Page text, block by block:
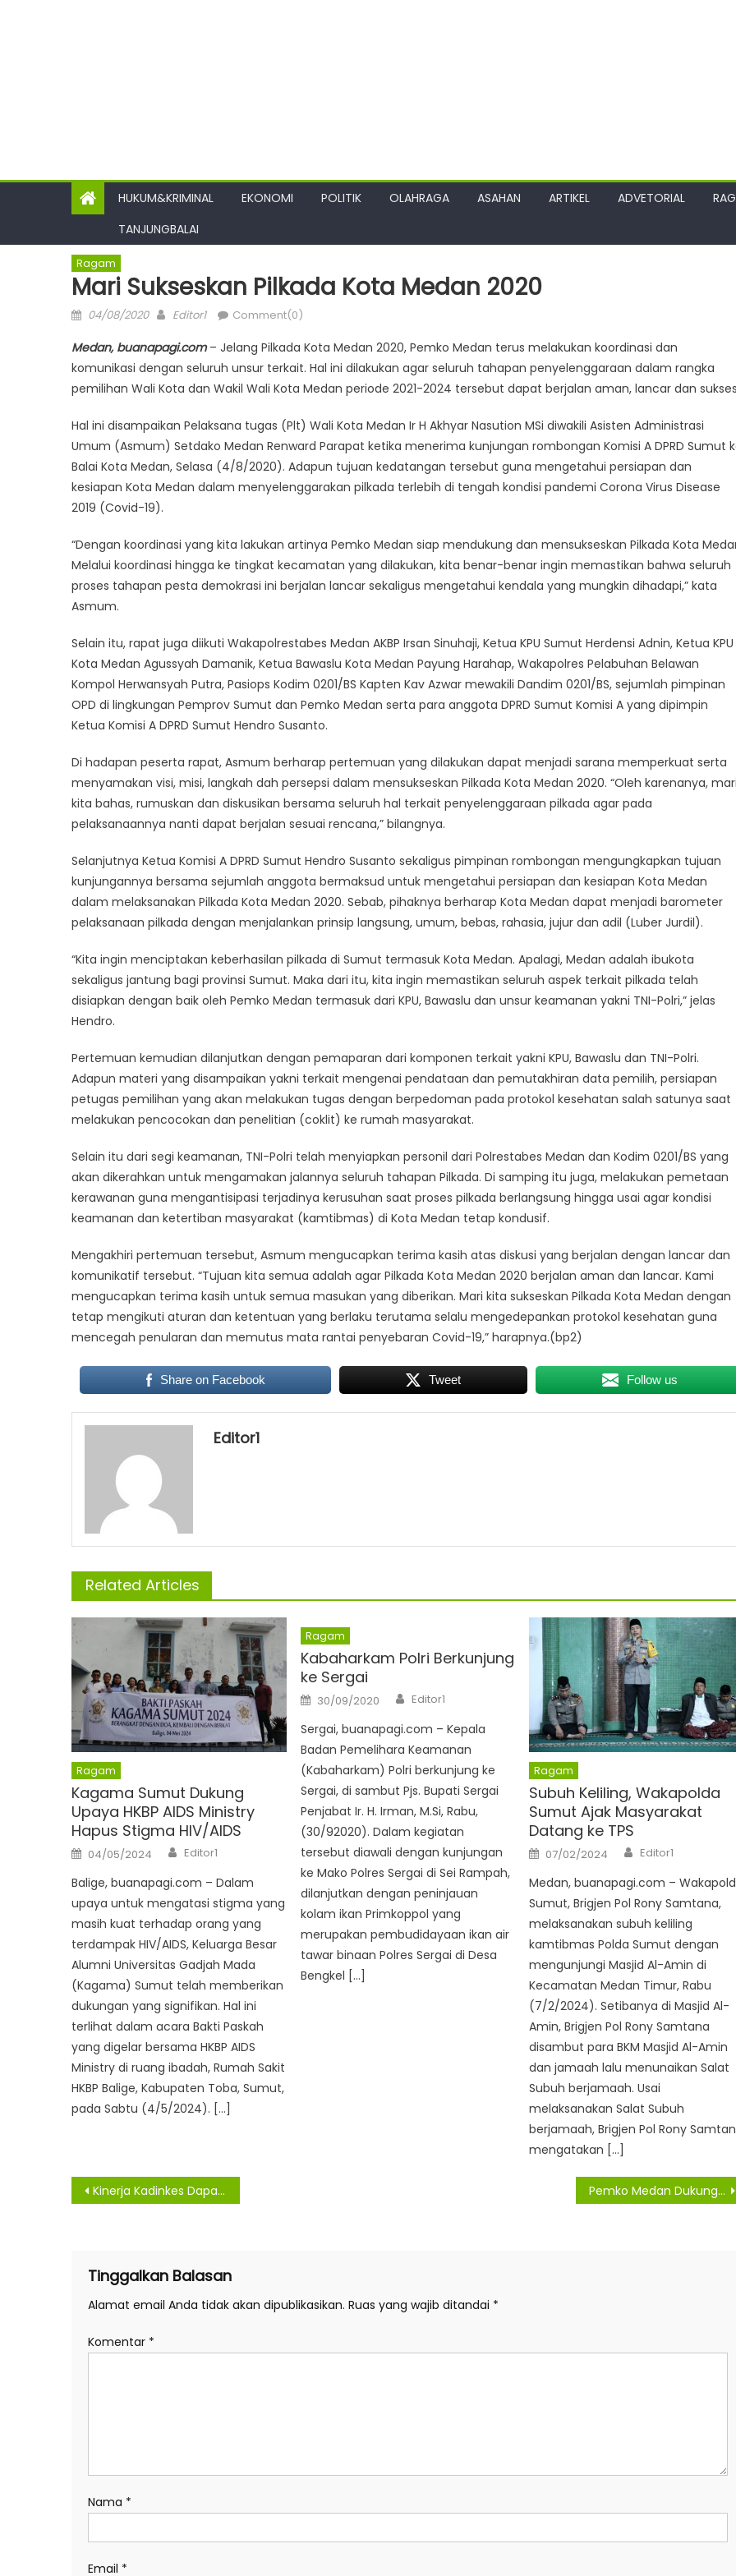
HUKUM&KRIMINAL EKONOMI POLITIK OLAHRAGA ASAHAN ARTIKEL ADVETORIAL
TANJUNGBALAI
Ragam
Mari Sukseskan Pilkada Kota Medan 2020
Posted
04/08/2020 Author
Editor1 Comment(0)
Medan, buanapagi.com– Jelang Pilkada Kota Medan 2020, Pemko Medan terus melakukan koordinasi dan
komunikasi dengan seluruh unsur terkait. Hal ini dilakukan agar seluruh tahapan penyelenggaraan dalam rangka
pemilihan Wali Kota dan Wakil Wali Kota Medan periode 2021-2024 tersebut dapat berjalan aman, lancar dan
Hal ini disampaikan Pelaksana tugas (Plt) Wali Kota Medan Ir H Akhyar Nasution MSi diwakili Asisten Administrasi
Umum (Asmum) Setdako Medan Renward Parapat ketika menerima kunjungan rombongan Komisi A DPRD Sumut
Balai Kota Medan, Selasa (4/8/2020). Adapun tujuan kedatangan tersebut guna mengetahui persiapan dan
kesiapan Kota Medan dalam menyelenggarakan pilkada terlebih di tengah kondisi pandemi Corona Virus Disease
2019 (Covid-19).
“Dengan koordinasi yang kita lakukan artinya Pemko Medan siap mendukung dan mensukseskan Pilkada Kota
Melalui koordinasi hingga ke tingkat kecamatan yang dilakukan, kita benar-benar ingin memastikan bahwa seluruh
proses tahapan pesta demokrasi ini berjalan lancar sekaligus mengetahui kendala yang mungkin dihadapi,” kata
Asmum.
Selain itu, rapat juga diikuti Wakapolrestabes Medan AKBP Irsan Sinuhaji, Ketua KPU Sumut Herdensi Adnin, Ketua KPU
Kota Medan Agussyah Damanik, Ketua Bawaslu Kota Medan Payung Harahap, Wakapolres Pelabuhan Belawan
Kompol Herwansyah Putra, Pasiops Kodim 0201/BS Kapten Kav Azwar mewakili Dandim 0201/BS, sejumlah pimpinan
OPD di lingkungan Pemprov Sumut dan Pemko Medan serta para anggota DPRD Sumut Komisi A yang dipimpin
Ketua Komisi A DPRD Sumut Hendro Susanto.
Di hadapan peserta rapat, Asmum berharap pertemuan yang dilakukan dapat menjadi sarana memperkuat serta
menyamakan visi, misi, langkah dah persepsi dalam mensukseskan Pilkada Kota Medan 2020. “Oleh karenanya,
kita bahas, rumuskan dan diskusikan bersama seluruh hal terkait penyelenggaraan pilkada agar pada
pelaksanaannya nanti dapat berjalan sesuai rencana,” bilangnya.
Selanjutnya Ketua Komisi A DPRD Sumut Hendro Susanto sekaligus pimpinan rombongan mengungkapkan tujuan
kunjungannya bersama sejumlah anggota bermaksud untuk mengetahui persiapan dan kesiapan Kota Medan
dalam melaksanakan Pilkada Kota Medan 2020. Sebab, pihaknya berharap Kota Medan dapat menjadi barometer
pelaksanaan pilkada dengan menjalankan prinsip langsung, umum, bebas, rahasia, jujur dan adil (Luber Jurdil).
“Kita ingin menciptakan keberhasilan pilkada di Sumut termasuk Kota Medan. Apalagi, Medan adalah ibukota
sekaligus jantung bagi provinsi Sumut. Maka dari itu, kita ingin memastikan seluruh aspek terkait pilkada telah
disiapkan dengan baik oleh Pemko Medan termasuk dari KPU, Bawaslu dan unsur keamanan yakni TNI-Polri,” jelas
Hendro.
Pertemuan kemudian dilanjutkan dengan pemaparan dari komponen terkait yakni KPU, Bawaslu dan TNI-Polri.
Adapun materi yang disampaikan yakni terkait mengenai pendataan dan pemutakhiran data pemilih, persiapan
petugas pemilihan yang akan melakukan tugas dengan berpedoman pada protokol kesehatan salah satunya saat
melakukan pencocokan dan penelitian (coklit) ke rumah masyarakat.
Selain itu dari segi keamanan, TNI-Polri telah menyiapkan personil dari Polrestabes Medan dan Kodim 0201/BS yang
akan dikerahkan untuk mengamakan jalannya seluruh tahapan Pilkada. Di samping itu juga, melakukan pemetaan
kerawanan guna mengantisipasi terjadinya kerusuhan saat proses pilkada berlangsung hingga usai agar kondisi
keamanan dan ketertiban masyarakat (kamtibmas) di Kota Medan tetap kondusif.
Mengakhiri pertemuan tersebut, Asmum mengucapkan terima kasih atas diskusi yang berjalan dengan lancar dan
komunikatif tersebut. “Tujuan kita semua adalah agar Pilkada Kota Medan 2020 berjalan aman dan lancar. Kami
mengucapkan terima kasih untuk semua masukan yang diberikan. Mari kita sukseskan Pilkada Kota Medan dengan
tetap mengikuti aturan dan ketentuan yang berlaku terutama selalu mengedepankan protokol kesehatan guna
mencegah penularan dan memutus mata rantai penyebaran Covid-19,” harapnya.(bp2)
Share on Facebook Tweet Follow us
Editor1
Related Articles
Ragam
Kagama Sumut Dukung
Upaya HKBP AIDS Ministry
Hapus Stigma HIV/AIDS
Posted
on
04/05/2024 Author
Editor1
Balige, buanapagi.com – Dalam
upaya untuk mengatasi stigma yang
masih kuat terhadap orang yang
terdampak HIV/AIDS, Keluarga Besar
Alumni Universitas Gadjah Mada
(Kagama) Sumut telah memberikan
dukungan yang signifikan. Hal ini
terlihat dalam acara Bakti Paskah
yang digelar bersama HKBP AIDS
Ministry di ruang ibadah, Rumah Sakit
HKBP Balige, Kabupaten Toba, Sumut,
pada Sabtu (4/5/2024). […]
Ragam
Kabaharkam Polri Berkunjung
ke Sergai
Posted
on
30/09/2020 Author
Editor1
Sergai, buanapagi.com – Kepala
Badan Pemelihara Keamanan
(Kabaharkam) Polri berkunjung ke
Sergai, di sambut Pjs. Bupati Sergai
Penjabat Ir. H. Irman, M.Si, Rabu,
(30/92020). Dalam kegiatan
tersebut diawali dengan kunjungan
ke Mako Polres Sergai di Sei Rampah,
dilanjutkan dengan peninjauan
kolam ikan Primkoppol yang
merupakan pembudidayaan ikan air
tawar binaan Polres Sergai di Desa
Bengkel […]
Ragam
Subuh Keliling, Wakapolda
Sumut Ajak Masyarakat
Datang ke TPS
Posted
on
07/02/2024 Author
Editor1
Medan, buanapagi.com –
Sumut, Brigjen Pol Rony Samtana,
melaksanakan subuh keliling
kamtibmas Polda Sumut dengan
mengunjungi Masjid Al-Amin di
Kecamatan Medan Timur, Rabu
(7/2/2024). Setibanya di Masjid Al-
Amin, Brigjen Pol Rony Samtana
disambut para BKM Masjid Al-Amin
dan jamaah lalu menunaikan Salat
Subuh berjamaah. Usai
melaksanakan Salat Subuh
berjamaah, Brigjen Pol Rony
mengatakan […]
Navigasi
Kinerja Kadinkes Dapat Rapor Merah, Rapat Pansus Covid-19 Memanas Pemko Medan Dukung Pemprovsu Lakukan Pendisiplinan Masyarakat Atasi Covid 19
Tinggalkan Balasan
Alamat email Anda tidak akan dipublikasikan. Ruas yang wajib ditandai *
Komentar *
Nama *
Email *